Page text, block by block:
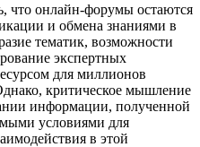
что онлайн-форумы остаются
и обмена знаниями в
тематик, возможности
экспертных
для миллионов
критическое мышление
информации, полученной
условиями для
в этой